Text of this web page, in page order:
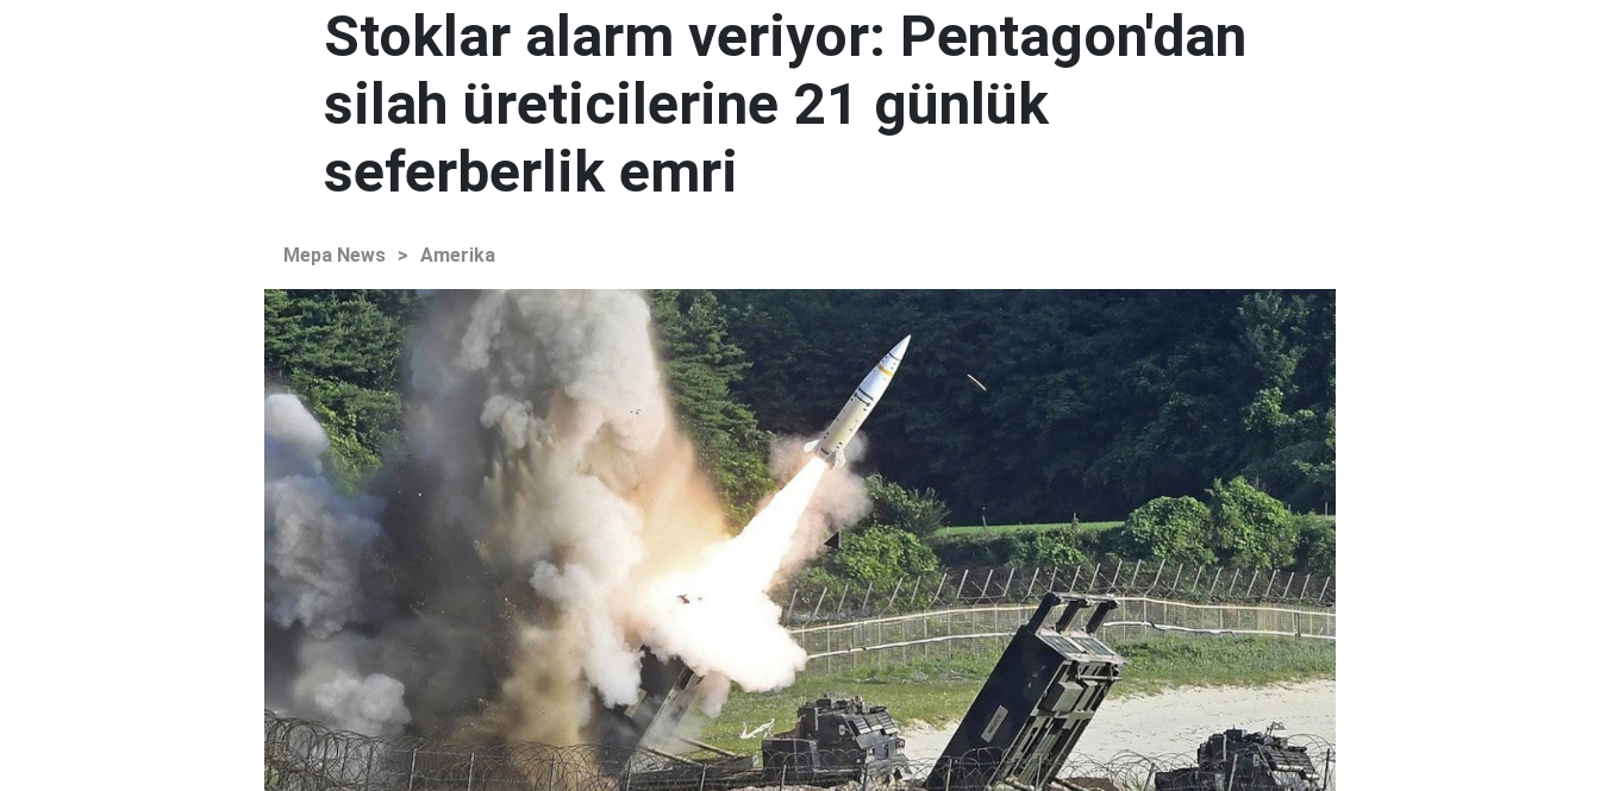
Stoklar alarm veriyor: Pentagon'dan
silah üreticilerine 21 günlük
seferberlik emri
Mepa News > Amerika